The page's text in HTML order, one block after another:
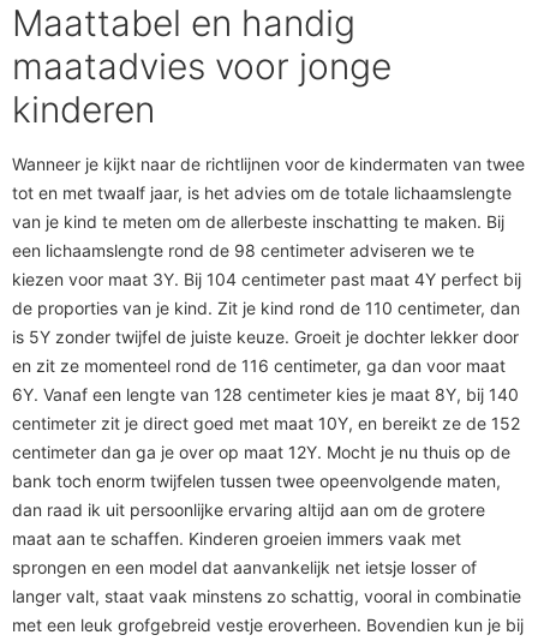
Maattabel en handig
maatadvies voor jonge
kinderen
Wanneer je kijkt naar de richtlijnen voor de kindermaten van twee
tot en met twaalf jaar, is het advies om de totale lichaamslengte
van je kind te meten om de allerbeste inschatting te maken. Bij
een lichaamslengte rond de 98 centimeter adviseren we te
kiezen voor maat 3Y. Bij 104 centimeter past maat 4Y perfect bij
de proporties van je kind. Zit je kind rond de 110 centimeter, dan
is 5Y zonder twijfel de juiste keuze. Groeit je dochter lekker door
en zit ze momenteel rond de 116 centimeter, ga dan voor maat
6Y. Vanaf een lengte van 128 centimeter kies je maat 8Y, bij 140
centimeter zit je direct goed met maat 10Y, en bereikt ze de 152
centimeter dan ga je over op maat 12Y. Mocht je nu thuis op de
bank toch enorm twijfelen tussen twee opeenvolgende maten,
dan raad ik uit persoonlijke ervaring altijd aan om de grotere
maat aan te schaffen. Kinderen groeien immers vaak met
sprongen en een model dat aanvankelijk net ietsje losser of
langer valt, staat vaak minstens zo schattig, vooral in combinatie
met een leuk grofgebreid vestje eroverheen. Bovendien kun je bij